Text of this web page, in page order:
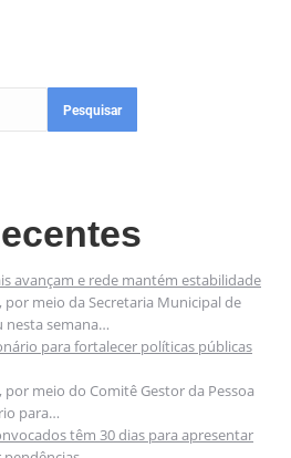
Pesquisar
avançam e rede mantém estabilidade
meio da Secretaria Municipal de
nesta semana…
para fortalecer políticas públicas
meio do Comitê Gestor da Pessoa
para…
têm 30 dias para apresentar